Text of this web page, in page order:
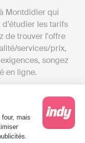
:
mais
Montdidier qui
les tarifs
de trouver l'offre
services/prix,
songez
en ligne.
à
aligné sur